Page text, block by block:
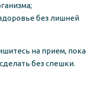
без лишней
на прием, пока
без спешки.